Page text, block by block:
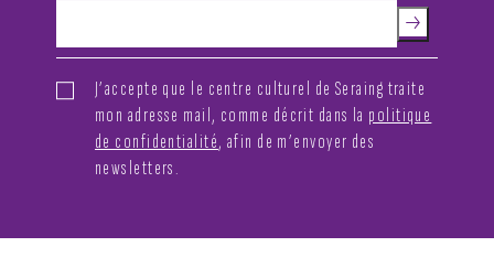
J’accepte que le centre culturel de Seraing traite
mon adresse mail, comme décrit dans la politique
de confidentialité, afin de m’envoyer des
newsletters.